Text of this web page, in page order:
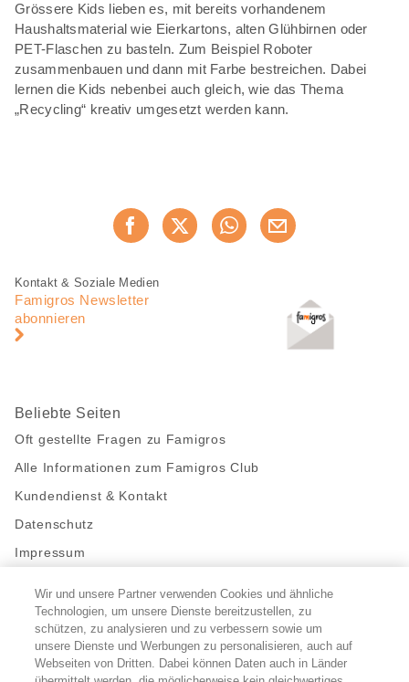
Grössere Kids lieben es, mit bereits vorhandenem
Haushaltsmaterial wie Eierkartons, alten Glühbirnen oder
PET-Flaschen zu basteln. Zum Beispiel Roboter
zusammenbauen und dann mit Farbe bestreichen. Dabei
lernen die Kids nebenbei auch gleich, wie das Thema
„Recycling“ kreativ umgesetzt werden kann.
Jetzt weiterempfehlen
Fusszeile
Fusszeile
Navigation
Kontakt & Soziale Medien
Famigros Newsletter
abonnieren
Beliebte Seiten
Oft gestellte Fragen zu Famigros
Alle Informationen zum Famigros Club
Kundendienst & Kontakt
Datenschutz
Impressum
Bleibe mit uns in Kontakt
Facebook
https://twitter.com/migros
https://www.youtube.com/user/
PinterestInstagram
Wir und unsere Partner verwenden Cookies und ähnliche
Technologien, um unsere Dienste bereitzustellen, zu
schützen, zu analysieren und zu verbessern sowie um
unsere Dienste und Werbungen zu personalisieren, auch auf
Webseiten von Dritten. Dabei können Daten auch in Länder